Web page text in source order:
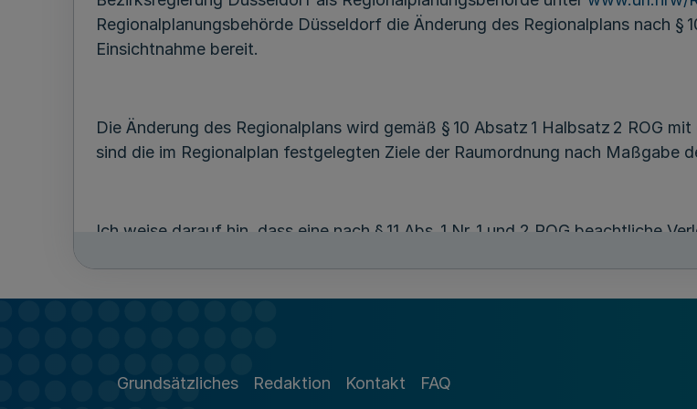
Regionalplanungsbehörde Düsseldorf die Änderung des Regionalplans nach §
Einsichtnahme bereit.
Die Änderung des Regionalplans wird gemäß § 10 Absatz 1 Halbsatz 2 ROG
sind die im Regionalplan festgelegten Ziele der Raumordnung nach Maßgabe
Ich weise darauf hin, dass eine nach § 11 Abs. 1 Nr. 1 und 2 ROG beachtliche
der Änderung des Regionalplans gegenüber der Regionalplanungsbehörde
Grundsätzliches Redaktion Kontakt FAQ